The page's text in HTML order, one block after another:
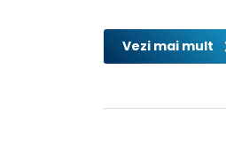
Vezi mai mult